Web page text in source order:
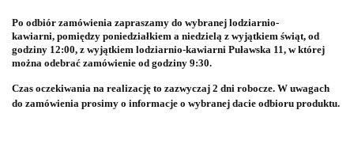
Po odbiór zamówienia zapraszamy do wybranej lodziarnio-
kawiarni, pomiędzy poniedziałkiem a niedzielą z wyjątkiem świąt, od
godziny 12:00, z wyjątkiem lodziarnio-kawiarni Puławska 11, w której
można odebrać zamówienie od godziny 9:30.
Czas oczekiwania na realizację to zazwyczaj 2 dni robocze. W uwagach
do zamówienia prosimy o informacje o wybranej dacie odbioru produktu.